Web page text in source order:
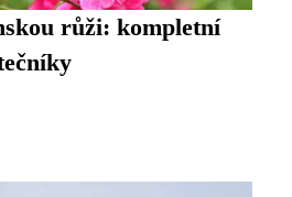
růži: kompletní